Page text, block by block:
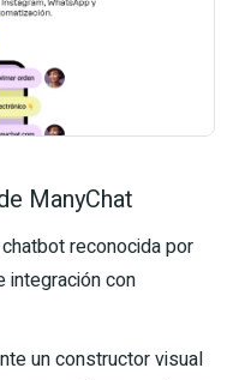
ManyChat
reconocida por
integración con
un constructor visual